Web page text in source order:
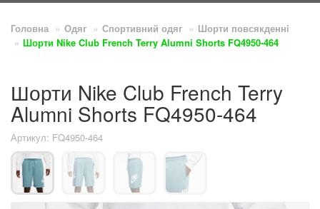
Головна Одяг Спортивний одяг
Шорти повсякденнi
Шорти Nike Club French Terry Alumni Shorts FQ4950-464
Шорти Nike Club French Terry
Alumni Shorts FQ4950-464
Артикул: FQ4950-464